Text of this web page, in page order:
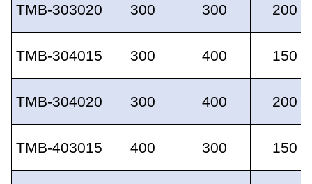
TMB-303020 300 300 200
TMB-304015 300 400 150
TMB-304020 300 400 200
TMB-403015 400 300 150